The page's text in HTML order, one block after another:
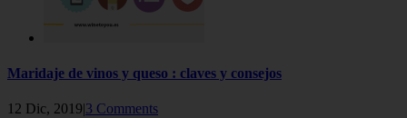
Maridaje de vinos y queso : claves y consejos
12 Dic, 2019|3 Comments